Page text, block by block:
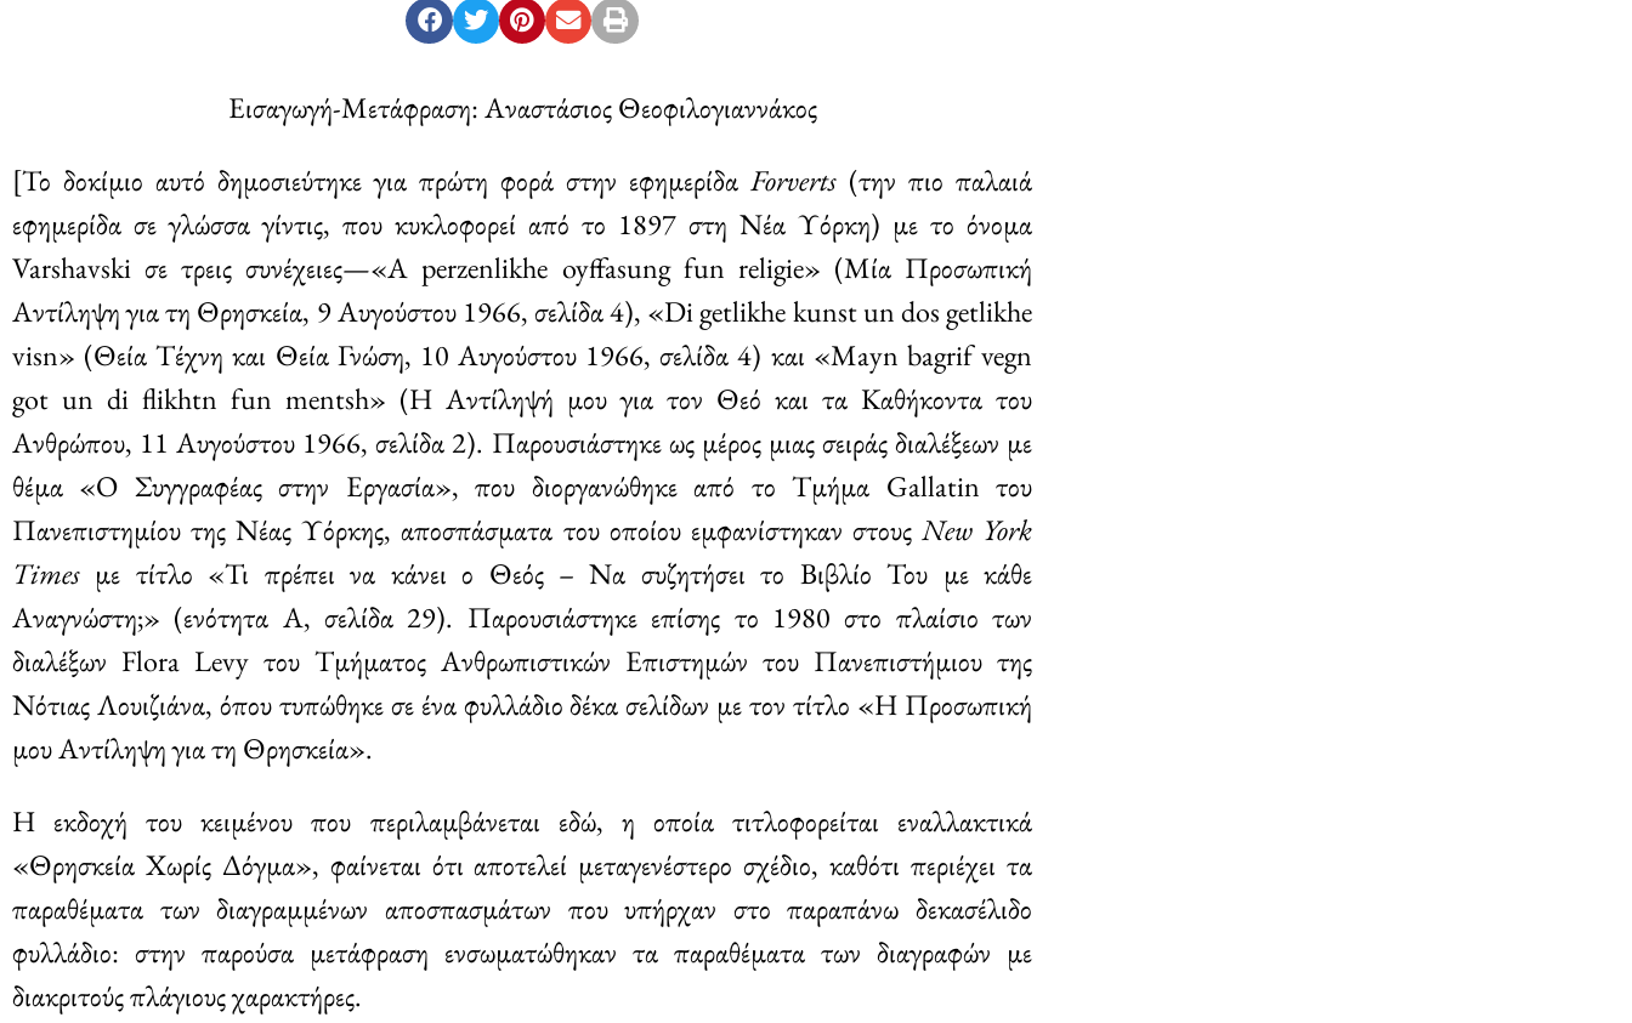
Εισαγωγή-Μετάφραση: Αναστάσιος Θεοφιλογιαννάκος
[Το δοκίμιο αυτό δημοσιεύτηκε για πρώτη φορά στην εφημερίδα Forverts (την πιο παλαιά
εφημερίδα σε γλώσσα γίντις, που κυκλοφορεί από το 1897 στη Νέα Υόρκη) με το όνομα
Varshavski σε τρεις συνέχειες—«A perzenlikhe oyffasung fun religie» (Μία Προσωπική
Αντίληψη για τη Θρησκεία, 9 Αυγούστου 1966, σελίδα 4), «Di getlikhe kunst un dos getlikhe
visn» (Θεία Τέχνη και Θεία Γνώση, 10 Αυγούστου 1966, σελίδα 4) και «Mayn bagrif vegn
got un di flikhtn fun mentsh» (Η Αντίληψή μου για τον Θεό και τα Καθήκοντα του
Ανθρώπου, 11 Αυγούστου 1966, σελίδα 2). Παρουσιάστηκε ως μέρος μιας σειράς διαλέξεων με
θέμα «Ο Συγγραφέας στην Εργασία», που διοργανώθηκε από το Τμήμα Gallatin του
Πανεπιστημίου της Νέας Υόρκης, αποσπάσματα του οποίου εμφανίστηκαν στους New York
Times με τίτλο «Τι πρέπει να κάνει ο Θεός – Να συζητήσει το Βιβλίο Του με κάθε
Αναγνώστη;» (ενότητα Α, σελίδα 29). Παρουσιάστηκε επίσης το 1980 στο πλαίσιο των
διαλέξων Flora Levy του Τμήματος Ανθρωπιστικών Επιστημών του Πανεπιστήμιου της
Νότιας Λουιζιάνα, όπου τυπώθηκε σε ένα φυλλάδιο δέκα σελίδων με τον τίτλο «Η Προσωπική
μου Αντίληψη για τη Θρησκεία».
Η εκδοχή του κειμένου που περιλαμβάνεται εδώ, η οποία τιτλοφορείται εναλλακτικά
«Θρησκεία Χωρίς Δόγμα», φαίνεται ότι αποτελεί μεταγενέστερο σχέδιο, καθότι περιέχει τα
παραθέματα των διαγραμμένων αποσπασμάτων που υπήρχαν στο παραπάνω δεκασέλιδο
φυλλάδιο: στην παρούσα μετάφραση ενσωματώθηκαν τα παραθέματα των διαγραφών με
διακριτούς πλάγιους χαρακτήρες.